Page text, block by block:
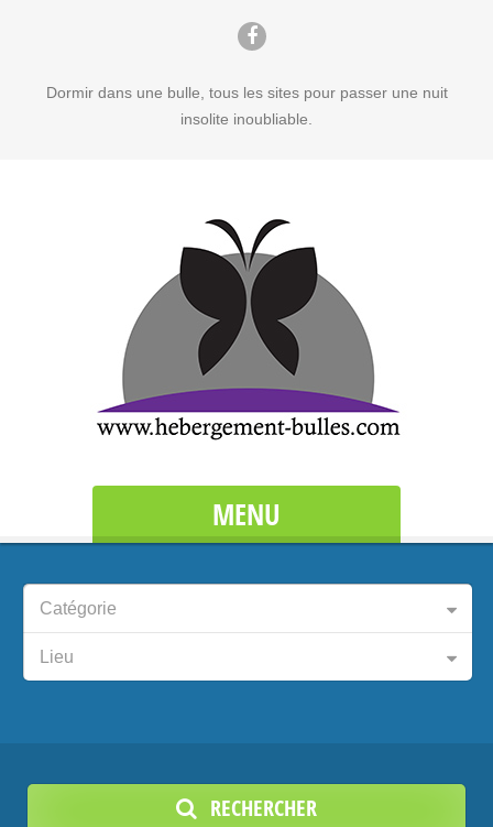
Dormir dans une bulle, tous les sites pour passer une nuit
insolite inoubliable.
MENU
Catégorie
Lieu
RECHERCHER